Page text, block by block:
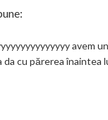
avem
da cu părerea înaintea